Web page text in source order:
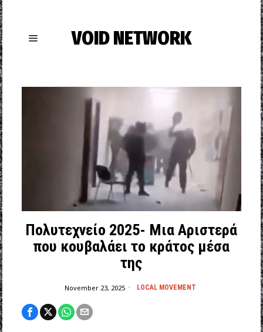
VOID NETWORK
Πολυτεχνείο 2025- Μια Αριστερά
που κουβαλάει το κράτος μέσα
της
November 23, 2025 LOCAL MOVEMENT